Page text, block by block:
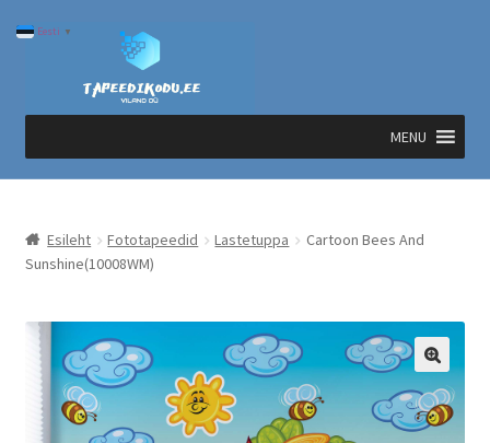
Liigu
navigeerimisele
Liigu
MENU
Esileht Fototapeedid Lastetuppa
Cartoon Bees And
Sunshine(10008WM)
Eesti ▼